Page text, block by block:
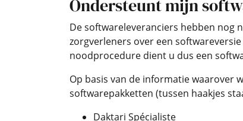
Ondersteunt mijn
De softwareleveranciers hebben nog
zorgverleners over een
noodprocedure dient u dus een
Op basis van de informatie waarover
softwarepakketten (tussen haakjes
Daktari Spécialiste